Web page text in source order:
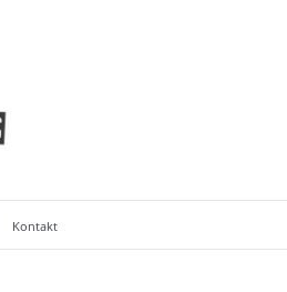
Kontakt